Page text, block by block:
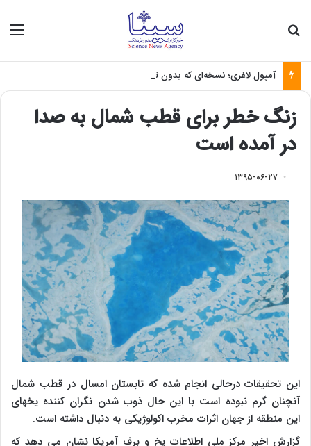
آمپول لاغری؛ نسخه‌ای که بدون تغذیه خطرناک می‌شود
زنگ خطر برای قطب شمال به صدا
در آمده است
۱۳۹۵-۰۶-۲۷
این تحقیقات درحالی انجام شده که تابستان امسال در قطب شمال
آنچنان گرم نبوده است با این حال ذوب شدن نگران کننده یخهای
این منطقه از جهان اثرات مخرب اکولوژیکی به دنبال داشته است.
گزارش اخیر مرکز ملی اطلاعات یخ و برف آمریکا نشان می دهد که